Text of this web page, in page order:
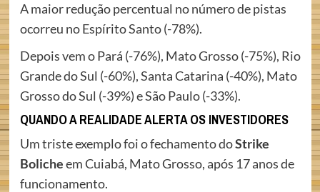
A maior redução percentual no número de pistas
ocorreu no Espírito Santo (-78%).
Depois vem o Pará (-76%), Mato Grosso (-75%), Rio
Grande do Sul (-60%), Santa Catarina (-40%), Mato
Grosso do Sul (-39%) e São Paulo (-33%).
QUANDO A REALIDADE ALERTA OS INVESTIDORES
Um triste exemplo foi o fechamento doStrike
Bolicheem Cuiabá, Mato Grosso, após 17 anos de
funcionamento.